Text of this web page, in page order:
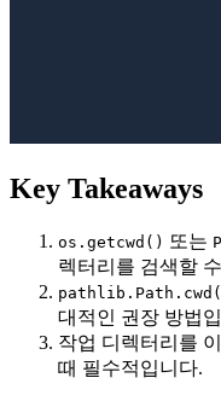
Key Takeaways
os.getcwd() 또는
렉터리를 검색할
대적인 권장 방법
작업 디렉터리를
때 필수적입니다.